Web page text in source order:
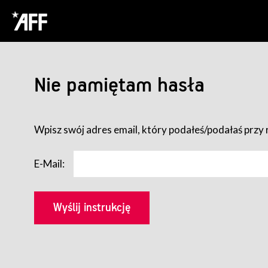
Nie pamiętam hasła
Wpisz swój adres email, który podałeś/podałaś
E-Mail: